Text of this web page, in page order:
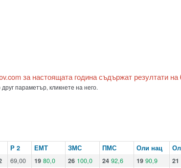
за настоящата година съдържат резултати на
параметър, кликнете на него.
Р 2 ЕМТ ЗМС ПМС Оли нац
69,00 19 80,0 26 100,0 24 92,6 19 90,9 21